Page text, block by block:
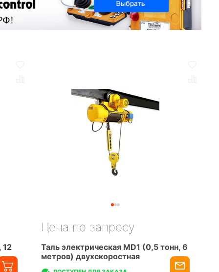
12
Таль электрическая MD1 (0,5 тонн, 6
метров) двухскоростная
Цена по запросу